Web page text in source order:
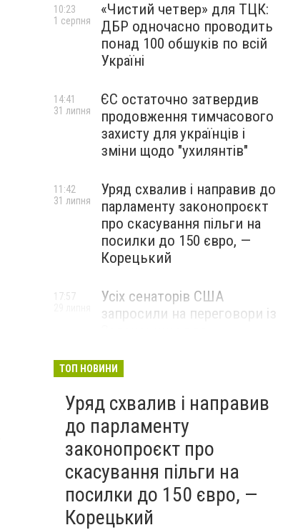
«Чистий четвер» для ТЦК:
ДБР одночасно проводить
понад 100 обшуків по всій
Україні
10:23
1 серпня
ЄС остаточно затвердив
продовження тимчасового
захисту для українців і
зміни щодо "ухилянтів"
14:41
31 липня
Уряд схвалив і направив до
парламенту законопроєкт
про скасування пільги на
посилки до 150 євро, —
Корецький
11:42
31 липня
Усіх сенаторів США
запросили на переговори із
Росії, – The Hill
17:57
ТОП НОВИНИ
Уряд схвалив і направив
до парламенту
законопроєкт про
скасування пільги на
посилки до 150 євро, —
Корецький